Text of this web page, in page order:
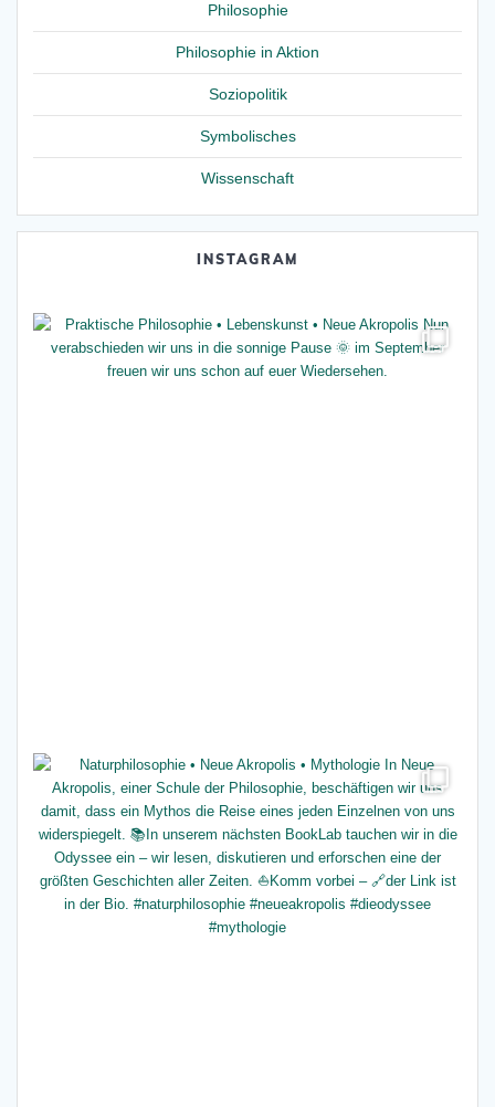
Philosophie
Philosophie in Aktion
Soziopolitik
Symbolisches
Wissenschaft
INSTAGRAM